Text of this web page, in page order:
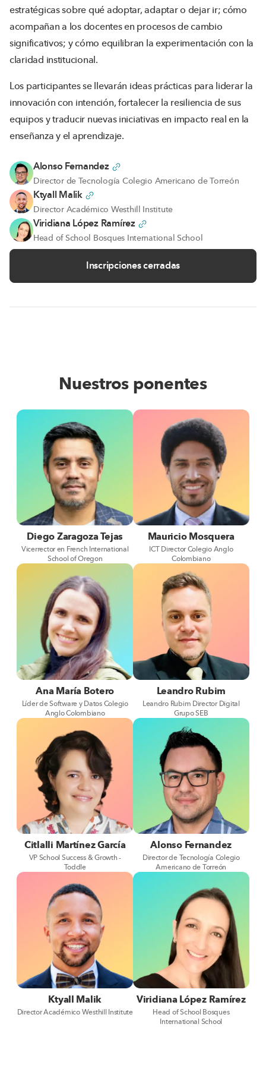
estratégicas sobre qué adoptar, adaptar o dejar ir; cómo
acompañan a los docentes en procesos de cambio
significativos; y cómo equilibran la experimentación con la
claridad institucional.
Los participantes se llevarán ideas prácticas para liderar la
innovación con intención, fortalecer la resiliencia de sus
equipos y traducir nuevas iniciativas en impacto real en la
enseñanza y el aprendizaje.
Alonso Fernandez
Director de Tecnología Colegio Americano de Torreón
Ktyall Malik
Director Académico Westhill Institute
Viridiana López Ramírez
Head of School Bosques International School
Inscripciones cerradas
Nuestros ponentes
Diego Zaragoza Tejas
Vicerrector en French International
School of Oregon
Mauricio Mosquera
ICT Director Colegio Anglo
Colombiano
Ana María Botero
Líder de Software y Datos Colegio
Anglo Colombiano
Leandro Rubim
Leandro Rubim Director Digital
Grupo SEB
Citlalli Martínez García
VP School Success & Growth -
Toddle
Alonso Fernandez
Director de Tecnología Colegio
Americano de Torreón
Ktyall Malik
Director Académico Westhill Institute
Viridiana López Ramírez
Head of School Bosques
International School